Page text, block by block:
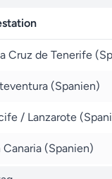
wo spannende
auf Sie warten.
startet am 16.
Tenerife (Spanien),
Dezember 2026 in
der richtige
Cruises zu einem
Erlebnis zu
Cruz de Tenerife
(Spanien)
/ Lanzarote
Canaria (Spanien)